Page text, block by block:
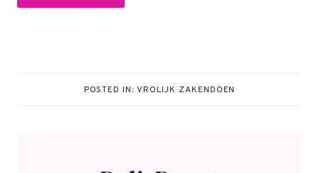
POSTED IN:VROLIJK ZAKENDOEN